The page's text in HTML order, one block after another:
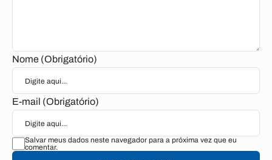
Nome (Obrigatório)
E-mail (Obrigatório)
Salvar meus dados neste navegador para a próxima vez que eu
comentar.